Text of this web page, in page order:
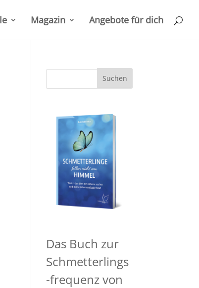
Magazin Angebote für dich
Das Buch zur
Schmetterlings
-frequenz von